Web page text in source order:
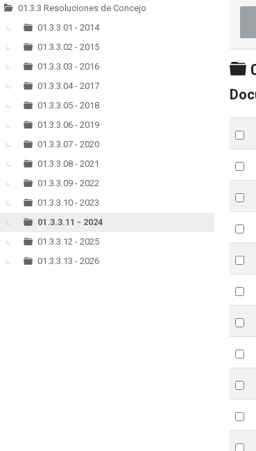
01.3.3 Resoluciones de Concejo
01.3.3.01 - 2014
01.3.3.02 - 2015
01.3.3.03 - 2016
01.3.3.04 - 2017
01.3.3.05 - 2018
01.3.3.06 - 2019
01.3.3.07 - 2020
01.3.3.08 - 2021
01.3.3.09 - 2022
01.3.3.10 - 2023
01.3.3.11 - 2024
01.3.3.12 - 2025
01.3.3.13 - 2026
an
item
an
item
an
item
an
item
an
item
an
item
an
item
an
item
an
item
an